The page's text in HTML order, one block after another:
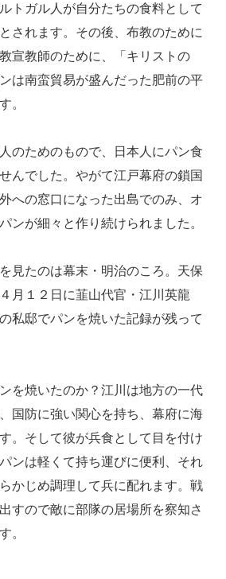
トガル人が自分たちの食料として
されます。その後、布教のために
宣教師のために、「キリストの
は南蛮貿易が盛んだった肥前の平
。
のためのもので、日本人にパン食
んでした。やがて江戸幕府の鎖国
への窓口になった出島でのみ、オ
ンが細々と作り続けられました。
見たのは幕末・明治のころ。天保
月１２日に韮山代官・江川英龍
私邸でパンを焼いた記録が残って
を焼いたのか？江川は地方の一代
国防に強い関心を持ち、幕府に海
。そして彼が兵食として目を付け
ンは軽くて持ち運びに便利、それ
かじめ調理して兵に配れます。戦
すので敵に部隊の居場所を察知さ
。